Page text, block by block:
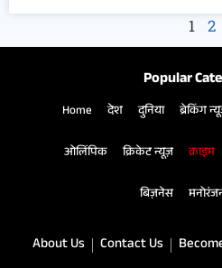
1 2
Popular
Home देश दुनिया ब्रेकिंग
ओलिंपिक क्रिकेट न्यूज़ क्राइम
बिज़नेस
About Us Contact Us